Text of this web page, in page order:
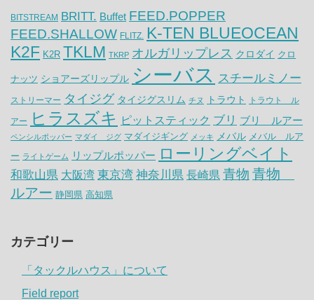
BITSTREAM BRITT. Buffet FEED.POPPER
FEED.SHALLOW FLITZ. K-TEN BLUEOCEAN
K2F K2R TKLM TKRP オルガリップレス クロダイ クロ
ナッツ ショアーズリップル シーバス スチールミノー
ストリーマー タイジグ タイジグスリム チヌ トラウト トラウト ル
アー ヒラスズキ ピットスティック ブリ ブリ ルアー
ペンシルポッパー マダイ ジグ マダイジギング メッキ メバル メバル ルア
ー ライトゲーム リップルポッパー ローリングベイト
和歌山県 大阪湾 東京湾 神奈川県 長崎県 青物 青物
ルアー 静岡県 高知県
カテゴリー
「タックルハウス」について
Field report